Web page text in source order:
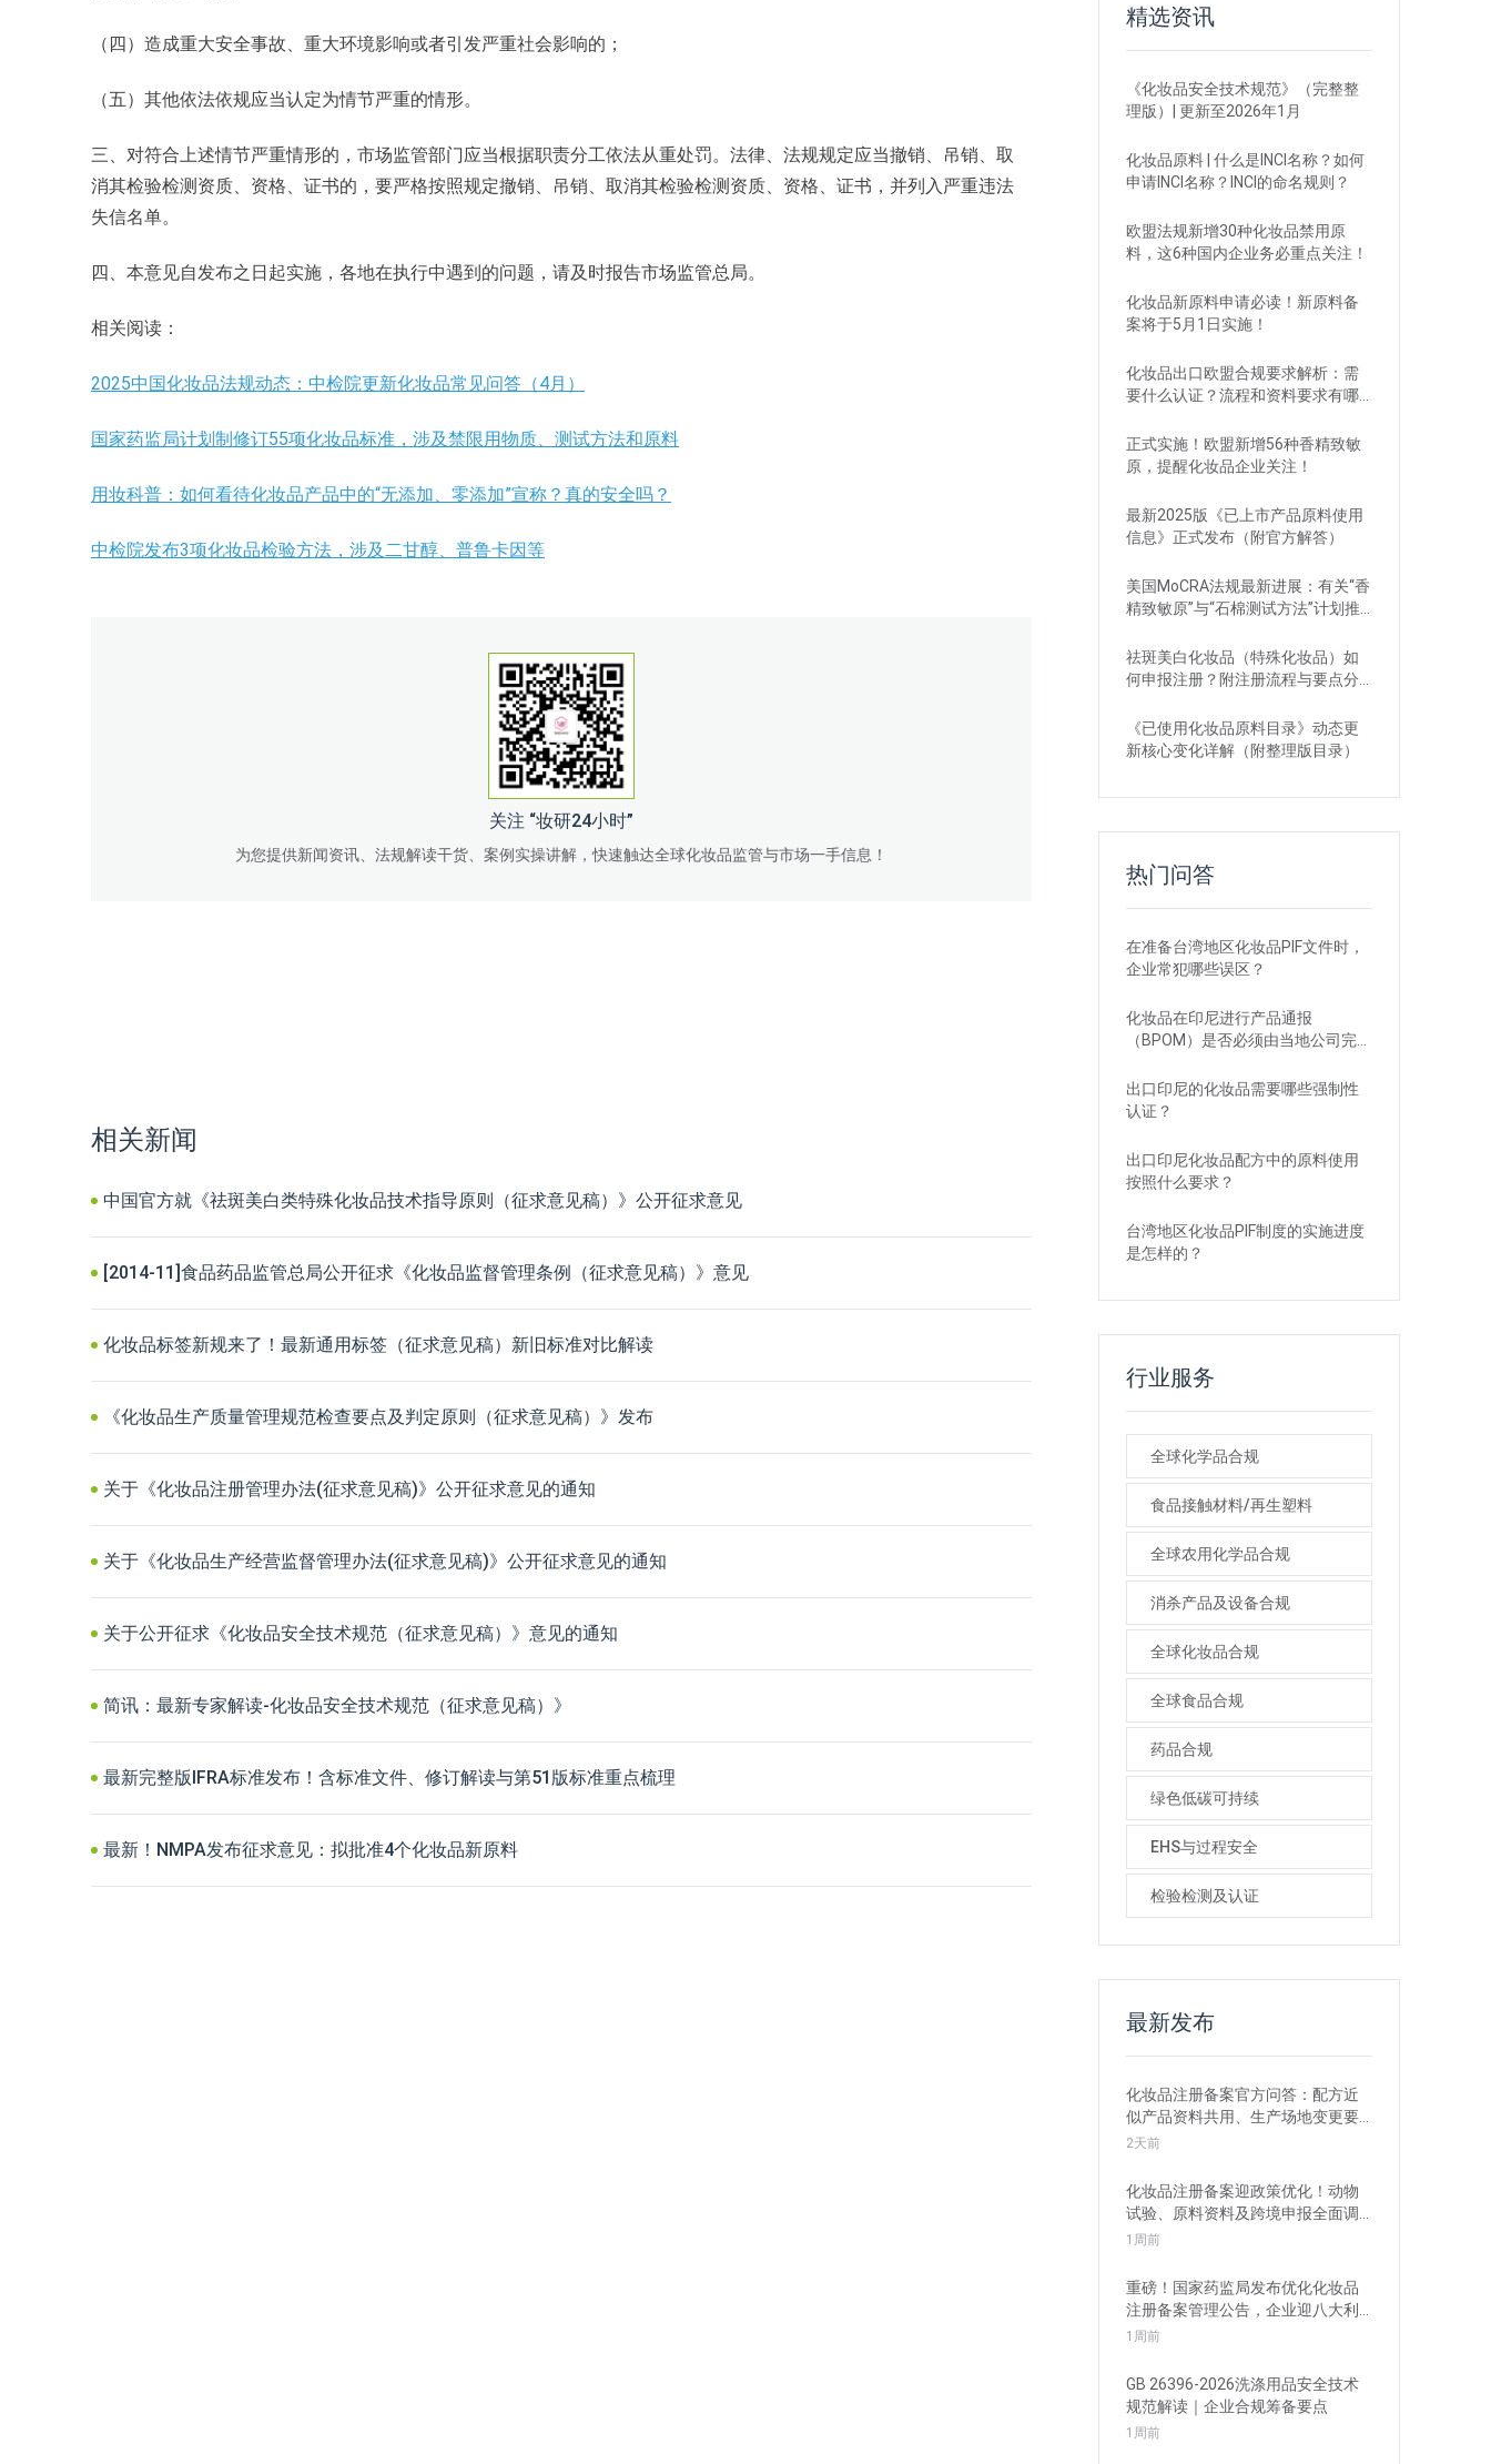
（四）造成重大安全事故、重大环境影响或者引发严重社会影响的；
（五）其他依法依规应当认定为情节严重的情形。
三、对符合上述情节严重情形的，市场监管部门应当根据职责分工依法从重处罚。法律、法规规定应当撤销、吊销、取
消其检验检测资质、资格、证书的，要严格按照规定撤销、吊销、取消其检验检测资质、资格、证书，并列入严重违法
失信名单。
四、本意见自发布之日起实施，各地在执行中遇到的问题，请及时报告市场监管总局。
相关阅读：
2025中国化妆品法规动态：中检院更新化妆品常见问答（4月）
国家药监局计划制修订55项化妆品标准，涉及禁限用物质、测试方法和原料
用妆科普：如何看待化妆品产品中的“无添加、零添加”宣称？真的安全吗？
中检院发布3项化妆品检验方法，涉及二甘醇、普鲁卡因等
关注 “妆研24小时”
为您提供新闻资讯、法规解读干货、案例实操讲解，快速触达全球化妆品监管与市场一手信息！
相关新闻
中国官方就《祛斑美白类特殊化妆品技术指导原则（征求意见稿）》公开征求意见
[2014-11]食品药品监管总局公开征求《化妆品监督管理条例（征求意见稿）》意见
化妆品标签新规来了！最新通用标签（征求意见稿）新旧标准对比解读
《化妆品生产质量管理规范检查要点及判定原则（征求意见稿）》发布
关于《化妆品注册管理办法(征求意见稿)》公开征求意见的通知
关于《化妆品生产经营监督管理办法(征求意见稿)》公开征求意见的通知
关于公开征求《化妆品安全技术规范（征求意见稿）》意见的通知
简讯：最新专家解读-化妆品安全技术规范（征求意见稿）》
最新完整版IFRA标准发布！含标准文件、修订解读与第51版标准重点梳理
最新！NMPA发布征求意见：拟批准4个化妆品新原料
精选资讯
《化妆品安全技术规范》（完整整
理版）| 更新至2026年1月
化妆品原料 | 什么是INCI名称？如何
申请INCI名称？INCI的命名规则？
欧盟法规新增30种化妆品禁用原
料，这6种国内企业务必重点关注！
化妆品新原料申请必读！新原料备
案将于5月1日实施！
化妆品出口欧盟合规要求解析：需
要什么认证？流程和资料要求有哪
正式实施！欧盟新增56种香精致敏
原，提醒化妆品企业关注！
最新2025版《已上市产品原料使用
信息》正式发布（附官方解答）
美国MoCRA法规最新进展：有关“香
精致敏原”与“石棉测试方法”计划推
祛斑美白化妆品（特殊化妆品）如
何申报注册？附注册流程与要点分
《已使用化妆品原料目录》动态更
新核心变化详解（附整理版目录）
热门问答
在准备台湾地区化妆品PIF文件时，
企业常犯哪些误区？
化妆品在印尼进行产品通报
（BPOM）是否必须由当地公司完
出口印尼的化妆品需要哪些强制性
认证？
出口印尼化妆品配方中的原料使用
按照什么要求？
台湾地区化妆品PIF制度的实施进度
是怎样的？
行业服务
全球化学品合规
食品接触材料/再生塑料
全球农用化学品合规
消杀产品及设备合规
全球化妆品合规
全球食品合规
药品合规
绿色低碳可持续
EHS与过程安全
检验检测及认证
最新发布
化妆品注册备案官方问答：配方近
似产品资料共用、生产场地变更要
点解读
2天前
化妆品注册备案迎政策优化！动物
试验、原料资料及跨境申报全面调
整
1周前
重磅！国家药监局发布优化化妆品
注册备案管理公告，企业迎八大利
好
1周前
GB 26396-2026洗涤用品安全技术
规范解读｜企业合规筹备要点
1周前